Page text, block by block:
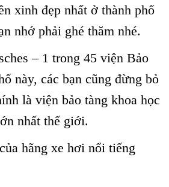
xinh đẹp nhất ở thành phố
nhớ phải ghé thăm nhé.
– 1 trong 45 viện Bảo
này, các bạn cũng đừng bỏ
là viện bảo tàng khoa học
nhất thế giới.
hãng xe hơi nổi tiếng